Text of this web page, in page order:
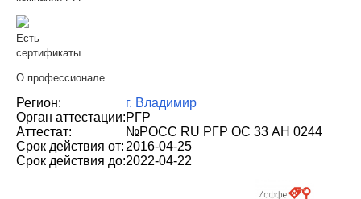
Есть
сертификаты
О профессионале
Регион:
г. Владимир
Орган аттестации:РГР
Аттестат:
№РОСС RU РГР ОС 33 АН 0244
Срок действия от: 2016-04-25
Срок действия до:2022-04-22